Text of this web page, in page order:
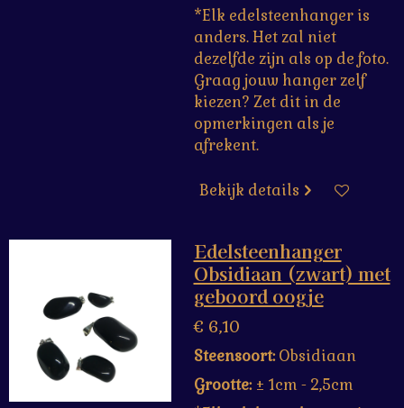
*Elk edelsteenhanger is
anders. Het zal niet
dezelfde zijn als op de foto.
Graag jouw hanger zelf
kiezen? Zet dit in de
opmerkingen als je
afrekent.
Bekijk details
Edelsteenhanger
Obsidiaan (zwart) met
geboord oogje
€ 6,10
Steensoort:Obsidiaan
Grootte:± 1cm - 2,5cm